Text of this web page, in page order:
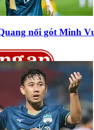
nối gót Minh